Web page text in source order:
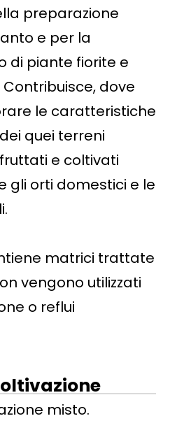
preparazione
e per la
di piante fiorite e
dove
le caratteristiche
quei terreni
e coltivati
gli orti domestici e le
matrici trattate
vengono utilizzati
o reflui
misto.